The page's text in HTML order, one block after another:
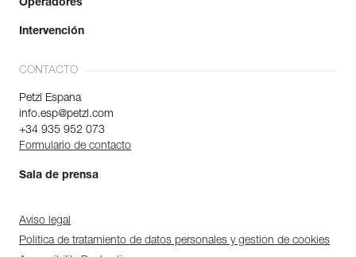
Operadores
Intervención
CONTACTO
Petzl Espana
info.esp@petzl.com
+34 935 952 073
Formulario de contacto
Sala de prensa
Aviso legal
Política de tratamiento de datos personales y gestión de cookies